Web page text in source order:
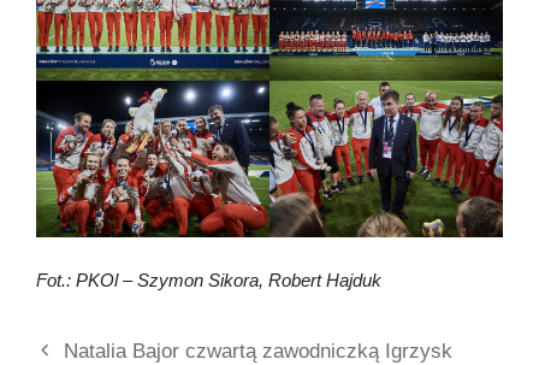
Fot.: PKOl – Szymon Sikora, Robert Hajduk
Natalia Bajor czwartą zawodniczką Igrzysk